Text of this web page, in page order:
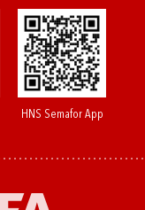
HNS Semafor App